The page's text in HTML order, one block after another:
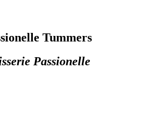
Tummers
Passionelle